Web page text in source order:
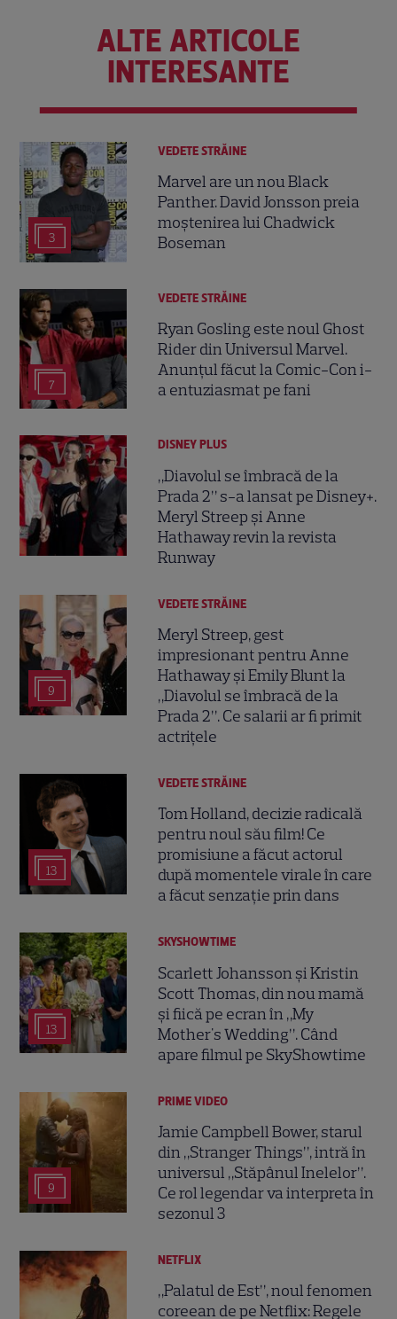
ALTE ARTICOLE
INTERESANTE
3
VEDETE STRĂINE
Marvel are un nou Black
Panther. David Jonsson preia
moștenirea lui Chadwick
Boseman
7
VEDETE STRĂINE
Ryan Gosling este noul Ghost
Rider din Universul Marvel.
Anunțul făcut la Comic-Con i-
a entuziasmat pe fani
DISNEY PLUS
„Diavolul se îmbracă de la
Prada 2” s-a lansat pe Disney+.
Meryl Streep și Anne
Hathaway revin la revista
Runway
9
VEDETE STRĂINE
Meryl Streep, gest
impresionant pentru Anne
Hathaway și Emily Blunt la
„Diavolul se îmbracă de la
Prada 2”. Ce salarii ar fi primit
actrițele
13
VEDETE STRĂINE
Tom Holland, decizie radicală
pentru noul său film! Ce
promisiune a făcut actorul
după momentele virale în care
a făcut senzație prin dans
13
SKYSHOWTIME
Scarlett Johansson și Kristin
Scott Thomas, din nou mamă
și fiică pe ecran în „My
Mother's Wedding”. Când
apare filmul pe SkyShowtime
9
PRIME VIDEO
Jamie Campbell Bower, starul
din „Stranger Things”, intră în
universul „Stăpânul Inelelor”.
Ce rol legendar va interpreta în
sezonul 3
NETFLIX
„Palatul de Est”, noul fenomen
coreean de pe Netflix: Regele